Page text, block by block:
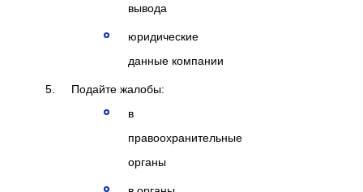
вывода
юридические
данные компании
Подайте жалобы:
в
правоохранительные
органы